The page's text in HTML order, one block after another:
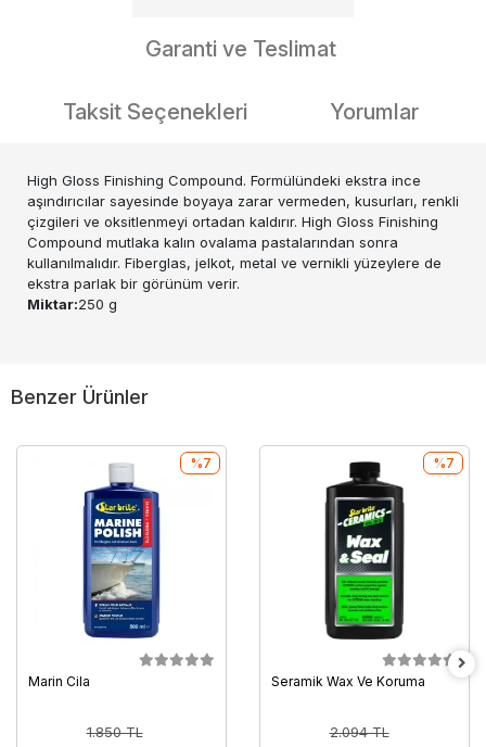
Garanti ve Teslimat
Taksit Seçenekleri Yorumlar
High Gloss Finishing Compound. Formülündeki ekstra ince
aşındırıcılar sayesinde boyaya zarar vermeden, kusurları, renkli
çizgileri ve oksitlenmeyi ortadan kaldırır. High Gloss Finishing
Compound mutlaka kalın ovalama pastalarından sonra
kullanılmalıdır. Fiberglas, jelkot, metal ve vernikli yüzeylere de
ekstra parlak bir görünüm verir.
Miktar:250 g
Benzer Ürünler
Marin Cila
1.850 TL
%7
Seramik Wax Ve Koruma
2.094 TL
%7